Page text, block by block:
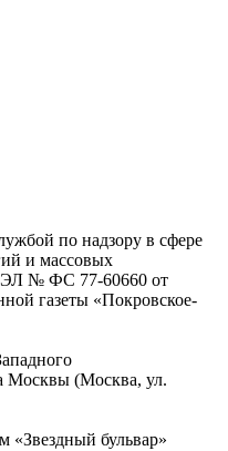
по надзору в сфере
и массовых
ЭЛ № ФС 77-60660 от
газеты «Покровское-
Москвы (Москва, ул.
«Звездный бульвар»